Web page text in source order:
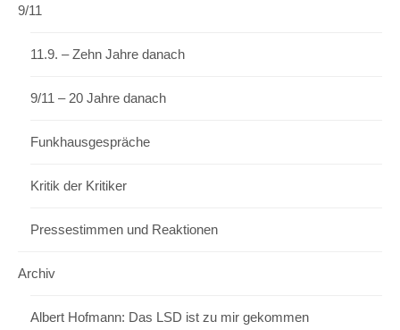
9/11
11.9. – Zehn Jahre danach
9/11 – 20 Jahre danach
Funkhausgespräche
Kritik der Kritiker
Pressestimmen und Reaktionen
Archiv
Albert Hofmann: Das LSD ist zu mir gekommen